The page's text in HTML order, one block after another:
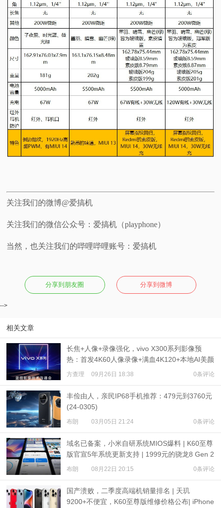
关注我们的微博@爱搞机
关注我们的微信公众号：爱搞机（playphone）
当然，也关注我们的哔哩哔哩账号：爱搞机
分享到朋友圈 分享到微博
-->
相关文章
长焦+人像+录像强化，vivo X300系列影像预
热：首发4K60人像录像+满血4K120+本地AI美颜
方查理 09月26日 18:38 0条评论
丰俭由人，亲民IP68手机推荐：479元到3760元
(24-0305)
布朗 03月05日 21:24 0条评论
域名已备案，小米自研系统MIOS爆料 | K60至尊
版官宣5年系统更新支持 | 1999元的骁龙8 Gen 2
掌机发布
布朗 08月22日 20:15 0条评论
国产溃败，二季度高端机销量排名 | 天玑
9200+不便宜，K60至尊版维修价格公布| iPhone